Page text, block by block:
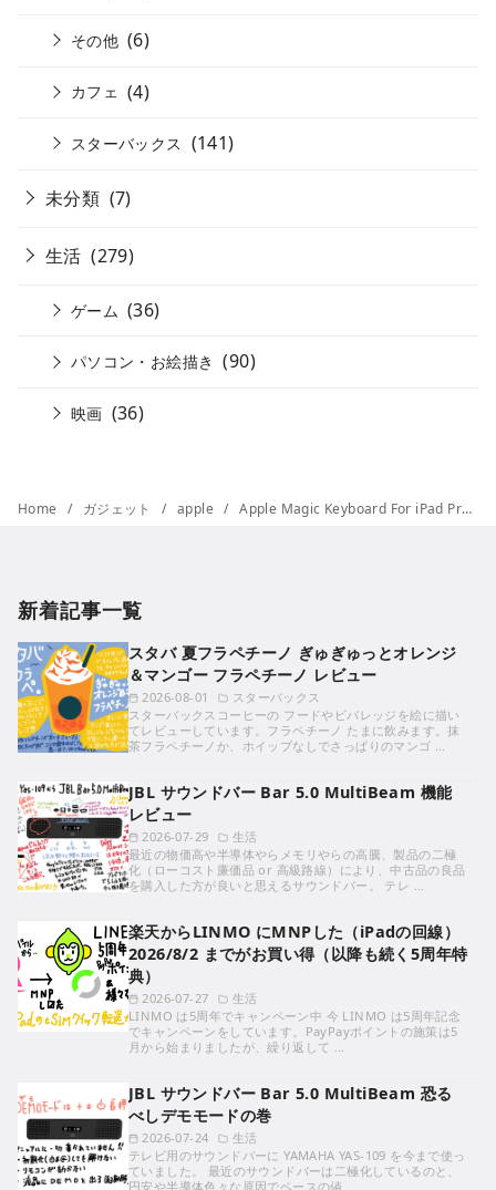
その他 (6)
カフェ (4)
スターバックス (141)
未分類 (7)
生活 (279)
ゲーム (36)
パソコン・お絵描き (90)
映画 (36)
Home ガジェット apple Apple Magic Keyboard For iPad Pro 重くね?
新着記事一覧
2026-08-01 スターバックス
スタバ 夏フラペチーノ ぎゅぎゅっとオレンジ
＆マンゴー フラペチーノ レビュー
スターバックスコーヒーの フードやビバレッジを絵に描い
てレビューしています。フラペチーノ たまに飲みます。抹
茶フラペチーノか、ホイップなしでさっぱりのマンゴ …
2026-07-29 生活
JBL サウンドバー Bar 5.0 MultiBeam 機能
レビュー
最近の物価高や半導体やらメモリやらの高騰、製品の二極
化（ローコスト廉価品 or 高級路線）により、中古品の良品
を購入した方が良いと思えるサウンドバー。 テレ …
2026-07-27 生活
楽天からLINMO にMNPした（iPadの回線）
2026/8/2 までがお買い得（以降も続く5周年特
典）
LINMO は5周年でキャンペーン中 今 LINMO は5周年記念
でキャンペーンをしています。PayPayポイントの施策は5
月から始まりましたが、繰り返して …
2026-07-24 生活
JBL サウンドバー Bar 5.0 MultiBeam 恐る
べしデモモードの巻
テレビ用のサウンドバーに YAMAHA YAS-109 を今まで使っ
ていました。 最近のサウンドバーは二極化しているのと、
円安や半導体色々な原因でベースの値 …